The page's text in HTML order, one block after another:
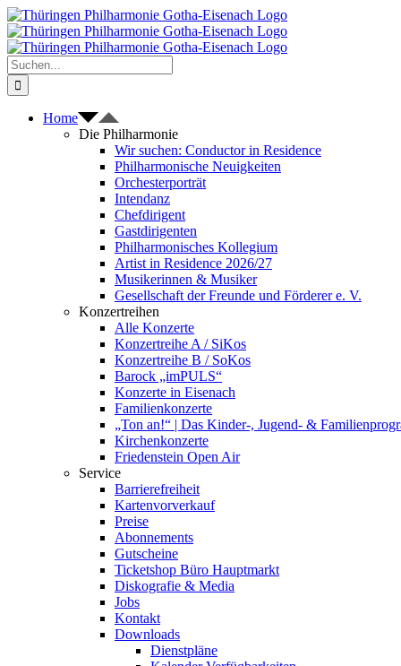
Zum
Inhalt
springen
Suche
nach:
Home
Die Philharmonie
Wir suchen: Conductor in Residence
Philharmonische Neuigkeiten
Orchesterporträt
Intendanz
Chefdirigent
Gastdirigenten
Philharmonisches Kollegium
Artist in Residence 2026/27
Musikerinnen & Musiker
Gesellschaft der Freunde und Förderer e. V.
Konzertreihen
Alle Konzerte
Konzertreihe A / SiKos
Konzertreihe B / SoKos
Barock „imPULS“
Konzerte in Eisenach
Familienkonzerte
„Ton an!“ | Das Kinder-, Jugend- &
Kirchenkonzerte
Friedenstein Open Air
Service
Barrierefreiheit
Kartenvorverkauf
Preise
Abonnements
Gutscheine
Ticketshop Büro Hauptmarkt
Diskografie & Media
Jobs
Kontakt
Downloads
Dienstpläne